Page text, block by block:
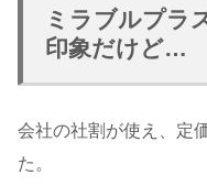
ミラブルプラ
印象だけど…
会社の社割が使え、定
た。